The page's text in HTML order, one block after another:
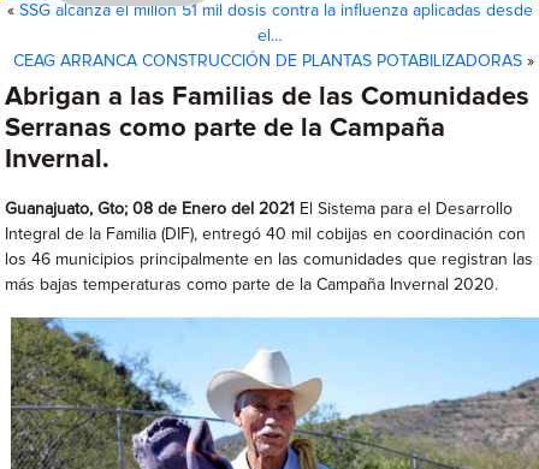
« SSG alcanza el millón 51 mil dosis contra la influenza aplicadas desde
el…
CEAG ARRANCA CONSTRUCCIÓN DE PLANTAS POTABILIZADORAS»
Abrigan a las Familias de las Comunidades
Serranas como parte de la Campaña
Invernal.
Guanajuato, Gto; 08 de Enero del 2021 El Sistema para el Desarrollo
Integral de la Familia (DIF), entregó 40 mil cobijas en coordinación con
los 46 municipios principalmente en las comunidades que registran las
más bajas temperaturas como parte de la Campaña Invernal 2020.